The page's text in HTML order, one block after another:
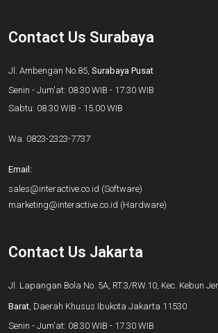
Contact Us Surabaya
Jl. Ambengan No.85, Surabaya Pusat
Senin - Jum'at: 08.30 WIB - 17.30 WIB
Sabtu: 08.30 WIB - 15.00 WIB
Wa. 0823-2323-7737
Email:
sales@interactive.co.id (Software)
marketing@interactive.co.id (Hardware)
Contact Us Jakarta
Jl. Lapangan Bola No. 5A, RT.3/RW.10, Kec. Kebun
Barat, Daerah Khusus Ibukota Jakarta 11530
Senin - Jum'at: 08.30 WIB - 17.30 WIB